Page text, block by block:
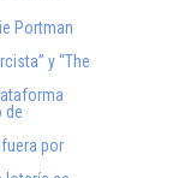
Portman
y “The
de
por